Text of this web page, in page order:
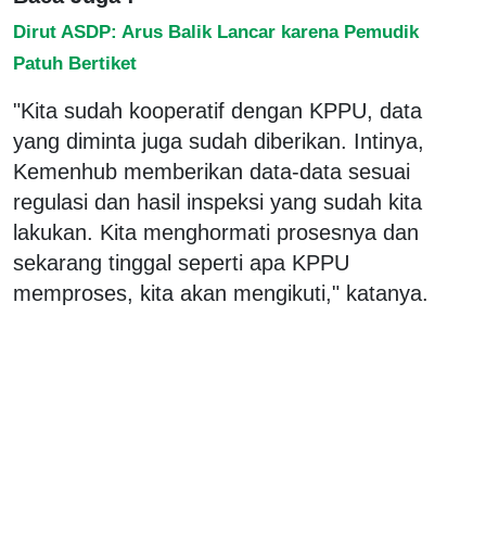
Dirut ASDP: Arus Balik Lancar karena Pemudik
Patuh Bertiket
"Kita sudah kooperatif dengan KPPU, data
yang diminta juga sudah diberikan. Intinya,
Kemenhub memberikan data-data sesuai
regulasi dan hasil inspeksi yang sudah kita
lakukan. Kita menghormati prosesnya dan
sekarang tinggal seperti apa KPPU
memproses, kita akan mengikuti," katanya.